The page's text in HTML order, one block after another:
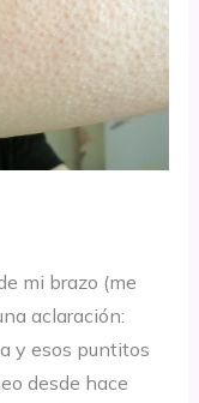
mi brazo (me
aclaración:
y esos puntitos
desde hace